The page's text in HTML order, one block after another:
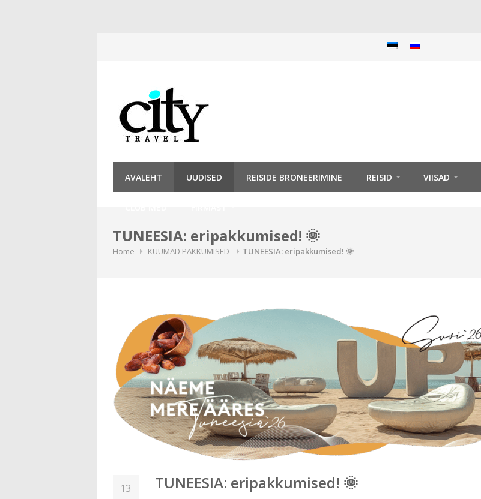
AVALEHT UUDISED REISIDE BRONEERIMINE REISID VIISAD
TUNEESIA: eripakkumised! 🌞
Home KUUMAD PAKKUMISED TUNEESIA: eripakkumised! 🌞
13 TUNEESIA: eripakkumised! 🌞